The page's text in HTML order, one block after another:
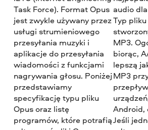
Task Force). Format Opus
jest zwykle używany przez
usługi strumieniowego
przesyłania muzyki i
aplikacje do przesyłania
wiadomości z funkcjami
nagrywania głosu. Poniżej
przedstawiamy
specyfikację typu pliku
Opus oraz listę
programów, które potrafią
audio
Typ
MP3.
biorąc,
lepszą
MP3
Android,
Jeśli